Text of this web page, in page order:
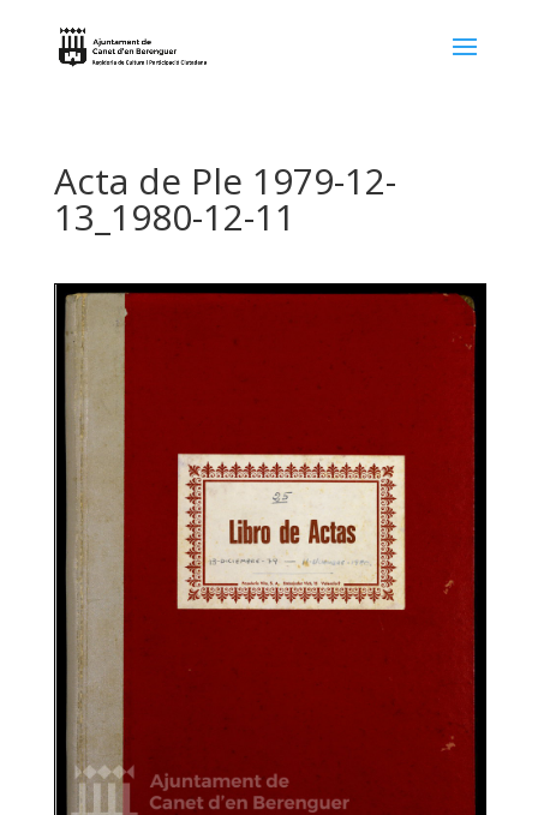
Acta de Ple 1979-12-
13_1980-12-11